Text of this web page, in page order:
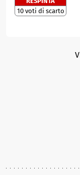
10 voti di scarto